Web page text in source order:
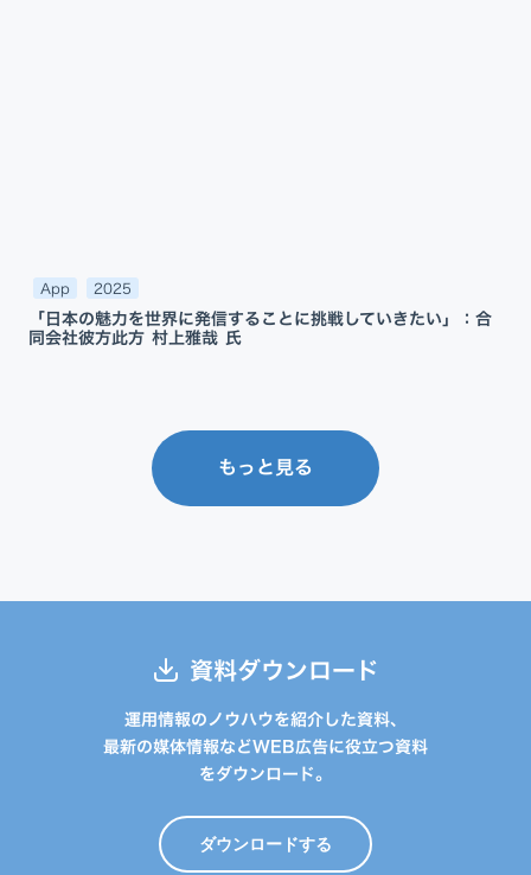
App 2025
「日本の魅力を世界に発信することに挑戦していきたい」：合
同会社彼方此方 村上雅哉 氏
もっと見る
資料ダウンロード
運用情報のノウハウを紹介した資料、
最新の媒体情報などWEB広告に役立つ資料
をダウンロード。
ダウンロードする